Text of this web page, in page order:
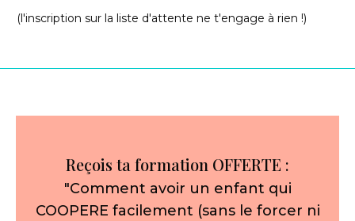
(l'inscription sur la liste d'attente ne t'engage à rien !)
Reçois ta formation OFFERTE :
"Comment avoir un enfant qui
COOPERE facilement (sans le forcer ni